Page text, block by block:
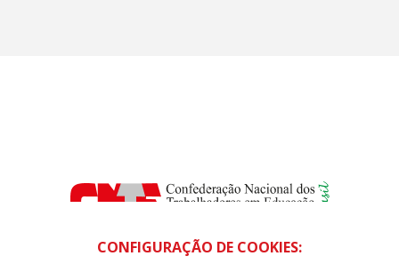
CONFIGURAÇÃO DE COOKIES: